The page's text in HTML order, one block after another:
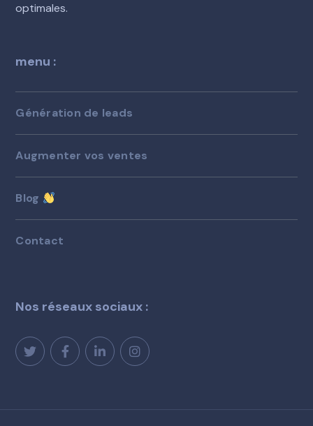
optimales.
menu :
Génération de leads
Augmenter vos ventes
Blog
Contact
Nos réseaux sociaux :